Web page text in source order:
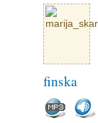
finska